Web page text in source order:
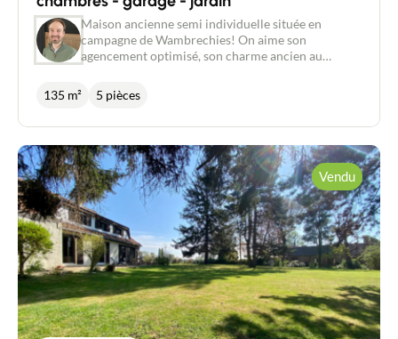
Contacter un conseiller
Estimer/Vendre
Acheter
Recrutement
Maison ancienne semi individuelle située en
campagne de Wambrechies! On aime son
agencement optimisé, son charme ancien au
une entrée avec rangements, une grande pièce de
vie avec cuisine équipée dînatoire baignée de
étage, un vaste palier dessert 2 chambres et une
salle de douche. Au 2eme étage, vous serez séduit
par la vue dégagée sur les champs qu'offre la 4eme
chambre. Un grand jardin, une cave saine et un
garage avec buanderie complètent le bien. État
technique impeccable : on pose les meubles.
135 m² 5 pièces
Vendu